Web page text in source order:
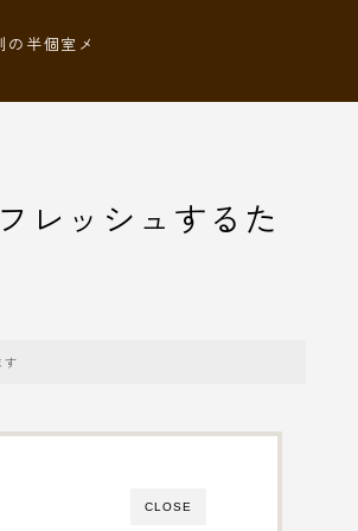
の半個室メ
レッシュするた
す
CLOSE